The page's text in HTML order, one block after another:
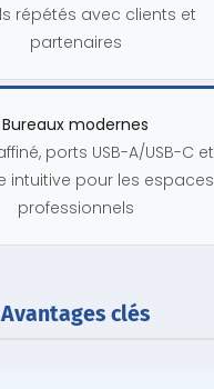
répétés avec clients et
partenaires
Bureaux modernes
ports USB-A/USB-C et
intuitive pour les espaces
professionnels
Avantages clés